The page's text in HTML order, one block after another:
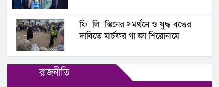
ফি লি স্তিনের সমর্থনে ও যুদ্ধ বন্ধের
দাবিতে মার্চফর গা জা শিরোনামে
রাজনীতি